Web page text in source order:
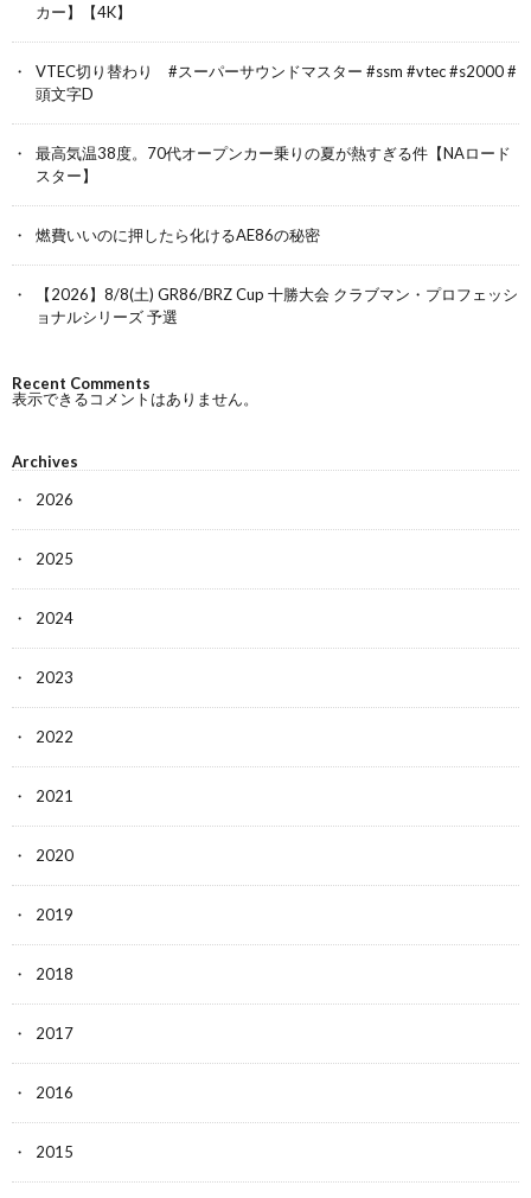
カー】【4K】
VTEC切り替わり #スーパーサウンドマスター #ssm #vtec #s2000 #
頭文字D
最高気温38度。70代オープンカー乗りの夏が熱すぎる件【NAロード
スター】
燃費いいのに押したら化けるAE86の秘密
【2026】8/8(土) GR86/BRZ Cup 十勝大会 クラブマン・プロフェッシ
ョナルシリーズ 予選
Recent Comments
表示できるコメントはありません。
Archives
2026
2025
2024
2023
2022
2021
2020
2019
2018
2017
2016
2015